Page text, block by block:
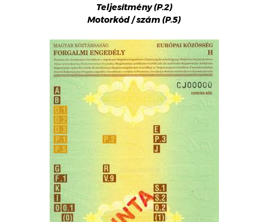
Teljesítmény (P.2)
Motorkód / szám (P.5)